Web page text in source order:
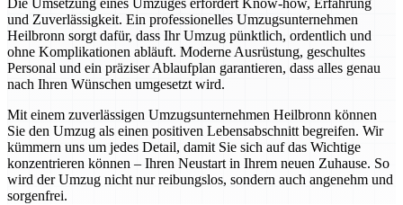
Die Umsetzung eines Umzuges erfordert Know-how, Erfahrung
und Zuverlässigkeit. Ein professionelles Umzugsunternehmen
Heilbronn sorgt dafür, dass Ihr Umzug pünktlich, ordentlich und
ohne Komplikationen abläuft. Moderne Ausrüstung, geschultes
Personal und ein präziser Ablaufplan garantieren, dass alles genau
nach Ihren Wünschen umgesetzt wird.
Mit einem zuverlässigen Umzugsunternehmen Heilbronn können
Sie den Umzug als einen positiven Lebensabschnitt begreifen. Wir
kümmern uns um jedes Detail, damit Sie sich auf das Wichtige
konzentrieren können – Ihren Neustart in Ihrem neuen Zuhause. So
wird der Umzug nicht nur reibungslos, sondern auch angenehm und
sorgenfrei.